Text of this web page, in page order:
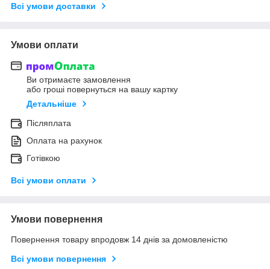
Всі умови доставки
Умови оплати
Ви отримаєте замовлення
або гроші повернуться на вашу картку
Детальніше
Післяплата
Оплата на рахунок
Готівкою
Всі умови оплати
Умови повернення
Повернення товару впродовж 14 днів за домовленістю
Всі умови повернення